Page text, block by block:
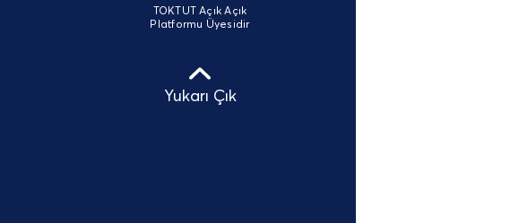
TOKTUT Açık Açık
Platformu Üyesidir
Yukarı Çık